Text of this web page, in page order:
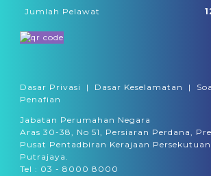
URBANICE
PERBADANAN PR1MA
Jumlah Pelawat
Dasar Privasi | Dasar Keselamatan |
Penafian
Jabatan Perumahan Negara
Aras 30-38, No 51, Persiaran Perdana,
Pusat Pentadbiran Kerajaan
Putrajaya.
Tel : 03 - 8000 8000